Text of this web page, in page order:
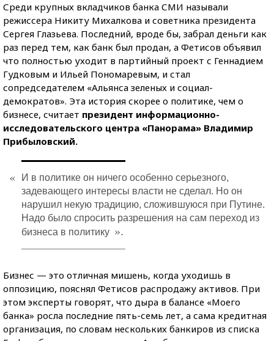
Среди крупных вкладчиков банка СМИ называли
режиссера Никиту Михалкова и советника президента
Сергея Глазьева. Последний, вроде бы, забрал деньги как
раз перед тем, как банк был продан, а Фетисов объявил
что полностью уходит в партийный проект с Геннадием
Гудковым и Ильей Пономаревым, и стал
сопредседателем «Альянса зеленых и социал-
демократов». Эта история скорее о политике, чем о
бизнесе, считает президент информационно-
исследовательского центра «Панорама» Владимир
Прибыловский.
«
И в политике он ничего особенно серьезного,
задевающего интересы власти не сделал. Но он
нарушил некую традицию, сложившуюся при Путине.
Надо было спросить разрешения на сам переход из
бизнеса в политику ».
Бизнес — это отличная мишень, когда уходишь в
оппозицию, пояснял Фетисов распродажу активов. При
этом эксперты говорят, что дыра в балансе «Моего
банка» росла последние пять-семь лет, а сама кредитная
организация, по словам нескольких банкиров из списка